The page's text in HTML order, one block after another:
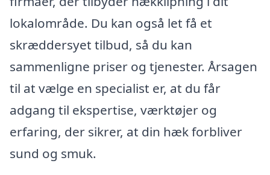
lokalområde. Du kan også let få et
skræddersyet tilbud, så du kan
sammenligne priser og tjenester. Årsagen
til at vælge en specialist er, at du får
adgang til ekspertise, værktøjer og
erfaring, der sikrer, at din hæk forbliver
sund og smuk.